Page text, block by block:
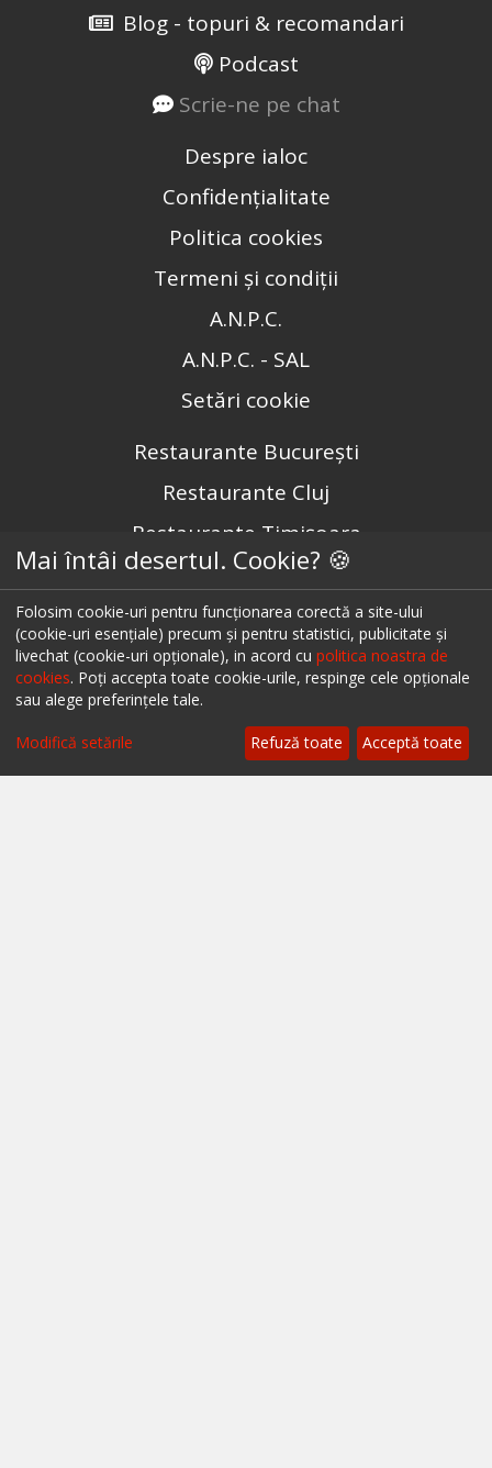
Blog - topuri & recomandari
Podcast
Scrie-ne pe chat
Despre ialoc
Confidențialitate
Politica cookies
Termeni și condiții
A.N.P.C.
A.N.P.C. - SAL
Setări cookie
Restaurante București
Restaurante Cluj
Restaurante Timișoara
Restaurante Brașov
Restaurante Iași
Restaurante Sibiu
Restaurante Valea Prahovei
Restaurante Litoral
Restaurante Bacău
Mai întâi desertul. Cookie? 🍪
Folosim cookie-uri pentru funcționarea corectă a site-ului
(cookie-uri esențiale) precum și pentru statistici, publicitate și
livechat (cookie-uri opționale), in acord cu politica noastra de
cookies. Poți accepta toate cookie-urile, respinge cele opționale
sau alege preferințele tale.
Modifică setările Refuză toate Acceptă toate